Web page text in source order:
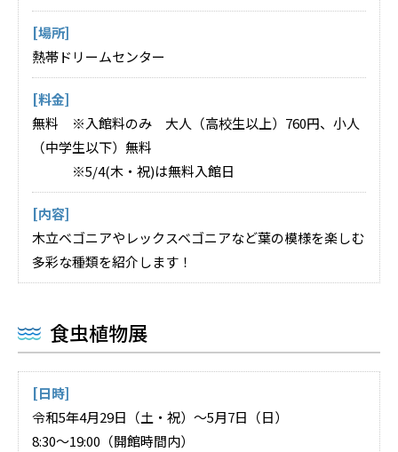
[場所]
熱帯ドリームセンター
[料金]
無料 ※入館料のみ 大人（高校生以上）760円、小人
（中学生以下）無料
※5/4(木・祝)は無料入館日
[内容]
木立ベゴニアやレックスベゴニアなど葉の模様を楽しむ
多彩な種類を紹介します！
食虫植物展
[日時]
令和5年4月29日（土・祝）～5月7日（日）
8:30～19:00（開館時間内）